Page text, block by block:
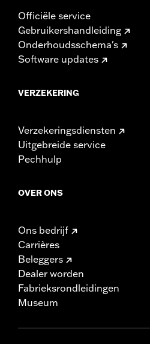
Officiële service
Gebruikershandleiding
Onderhoudsschema's
Software updates
VERZEKERING
Verzekeringsdiensten
Uitgebreide service
Pechhulp
OVER ONS
Ons bedrijf
Carrières
Beleggers
Dealer worden
Fabrieksrondleidingen
Museum